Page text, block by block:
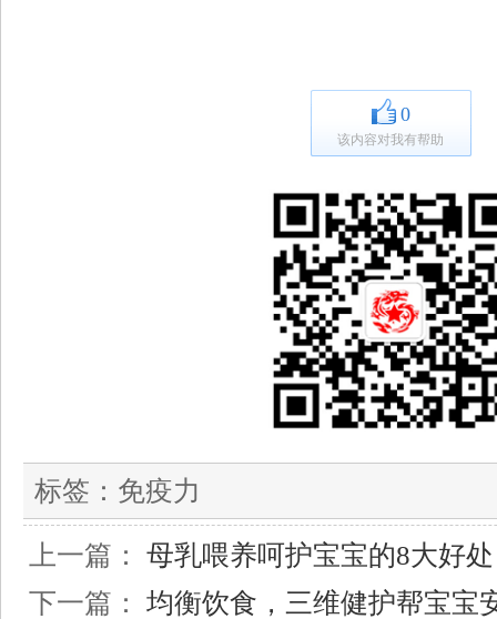
0
该内容对我有帮助
标签： 免疫力
上一篇： 母乳喂养呵护宝宝的8大好处
下一篇： 均衡饮食，三维健护帮宝宝